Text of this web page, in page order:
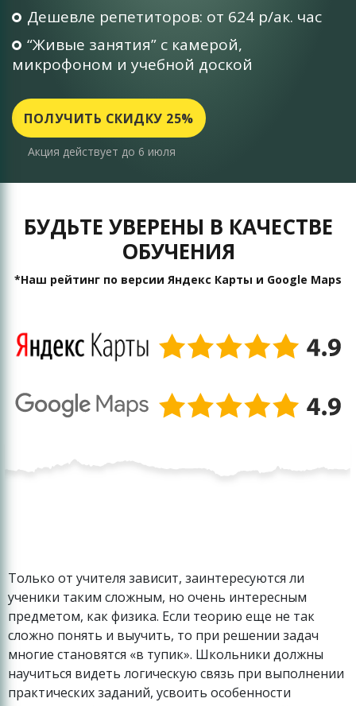
Дешевле репетиторов: от 624 р/ак. час
“Живые занятия” c камерой,
микрофоном и учебной доской
ПОЛУЧИТЬ СКИДКУ 25%
Акция действует до 6 июля
БУДЬТЕ УВЕРЕНЫ В КАЧЕСТВЕ
ОБУЧЕНИЯ
*Наш рейтинг по версии Яндекс Карты и Google Maps
Только от учителя зависит, заинтересуются ли
ученики таким сложным, но очень интересным
предметом, как физика. Если теорию еще не так
сложно понять и выучить, то при решении задач
многие становятся «в тупик». Школьники должны
научиться видеть логическую связь при выполнении
практических заданий, усвоить особенности